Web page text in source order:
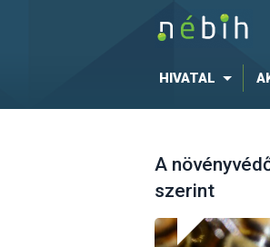
HIVATAL
A
szerint